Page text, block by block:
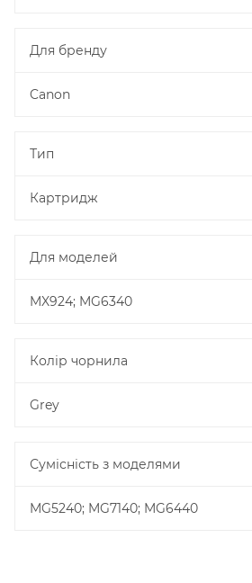
Для бренду
Canon
Тип
Картридж
Для моделей
MX924; MG6340
Колір чорнила
Grey
Сумісність з моделями
MG5240; MG7140; MG6440